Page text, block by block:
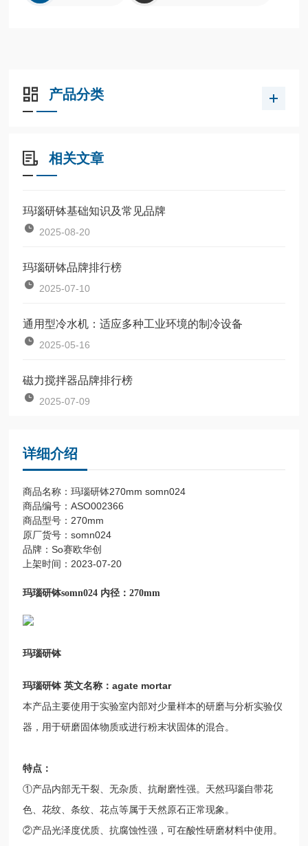
产品分类
相关文章
玛瑙研钵基础知识及常见品牌
2025-08-20
玛瑙研钵品牌排行榜
2025-07-10
通用型冷水机：适应多种工业环境的制冷设备
2025-05-16
磁力搅拌器品牌排行榜
2025-07-09
详细介绍
商品名称：玛瑙研钵270mm somn024
商品编号：ASO002366
商品型号：270mm
原厂货号：somn024
品牌：So赛欧华创
上架时间：2023-07-20
玛瑙研钵somn024 内径：270mm
玛瑙研钵
玛瑙研钵 英文名称：agate mortar
本产品主要使用于实验室内部对少量样本的研磨与分析实验仪
器，用于研磨固体物质或进行粉末状固体的混合。
特点：
①产品内部无干裂、无杂质、抗耐磨性强。天然玛瑙自带花
色、花纹、条纹、花点等属于天然原石正常现象。
②产品光泽度优质、抗腐蚀性强，可在酸性研磨材料中使用。